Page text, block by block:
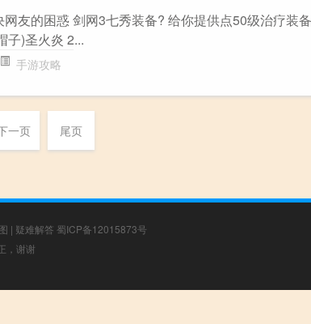
友的困惑 剑网3七秀装备? 给你提供点50级治疗装备
子)圣火炎 2...
手游攻略
一页 尾页
| 疑难解答 蜀ICP备12015873号
，谢谢